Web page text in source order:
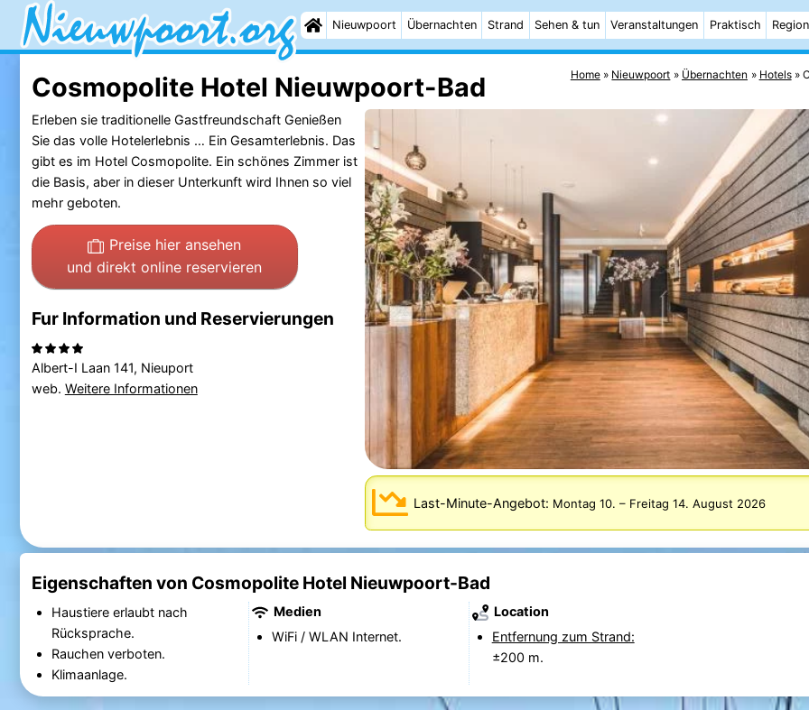
Nieuwpoort Übernachten Strand Sehen & tun Veranstaltungen Praktisch Region
Home Nieuwpoort Übernachten Hotels
Cosmopolite Hotel Nieuwpoort-Bad
Last-Minute-Angebot: Montag 10. – Freitag 14. August 2026
Erleben sie traditionelle Gastfreundschaft Genießen
Sie das volle Hotelerlebnis … Ein Gesamterlebnis. Das
gibt es im Hotel Cosmopolite. Ein schönes Zimmer ist
die Basis, aber in dieser Unterkunft wird Ihnen so viel
mehr geboten.
Preise hier ansehen
und direkt online reservieren
Fur Information und Reservierungen
Albert-I Laan 141, Nieuport
web. Weitere Informationen
Eigenschaften von Cosmopolite Hotel Nieuwpoort-Bad
Haustiere erlaubt nach
Rücksprache.
Rauchen verboten.
Klimaanlage.
Medien
WiFi / WLAN Internet.
Location
Entfernung zum Strand:
±200 m.